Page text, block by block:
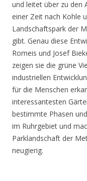
und leitet über zu den
einer Zeit nach Kohle
Landschaftspark der
gibt. Genau diese
Romeis und Josef
zeigen sie die grüne
industriellen
für die Menschen
interessantesten
bestimmte Phasen
im Ruhrgebiet und
Parklandschaft der
neugierig.